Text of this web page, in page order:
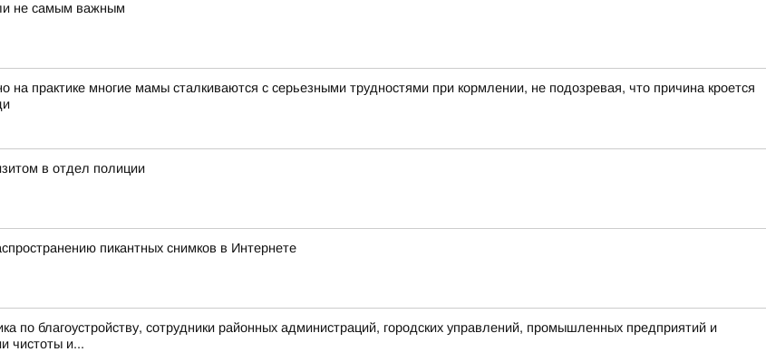
ли не самым важным
на практике многие мамы сталкиваются с серьезными трудностями при кормлении, не подозревая, что причина кроется
в отдел полиции
пикантных снимков в Интернете
по благоустройству, сотрудники районных администраций, городских управлений, промышленных предприятий и
чистоты и...